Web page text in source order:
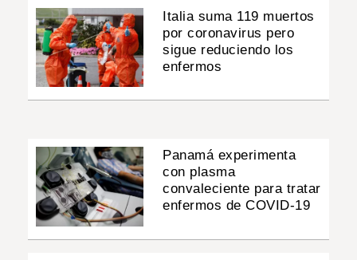
Italia suma 119 muertos
por coronavirus pero
sigue reduciendo los
enfermos
Panamá experimenta
con plasma
convaleciente para tratar
enfermos de COVID-19